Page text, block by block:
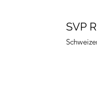
SVP